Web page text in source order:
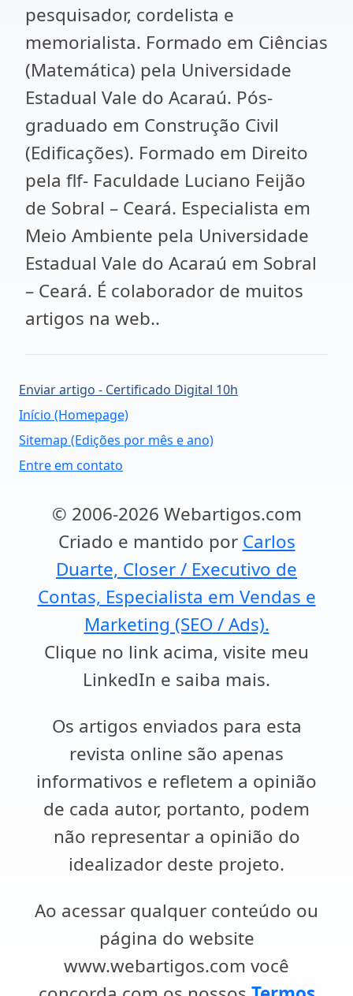
pesquisador, cordelista e
memorialista. Formado em Ciências
(Matemática) pela Universidade
Estadual Vale do Acaraú. Pós-
graduado em Construção Civil
(Edificações). Formado em Direito
pela flf- Faculdade Luciano Feijão
de Sobral – Ceará. Especialista em
Meio Ambiente pela Universidade
Estadual Vale do Acaraú em Sobral
– Ceará. É colaborador de muitos
artigos na web..
Enviar artigo - Certificado Digital 10h
Início (Homepage)
Sitemap (Edições por mês e ano)
Entre em contato
© 2006-2026 Webartigos.com
Criado e mantido por Carlos
Duarte, Closer / Executivo de
Contas, Especialista em Vendas e
Marketing (SEO / Ads).
Clique no link acima, visite meu
LinkedIn e saiba mais.
Os artigos enviados para esta
revista online são apenas
informativos e refletem a opinião
de cada autor, portanto, podem
não representar a opinião do
idealizador deste projeto.
Ao acessar qualquer conteúdo ou
página do website
www.webartigos.com você